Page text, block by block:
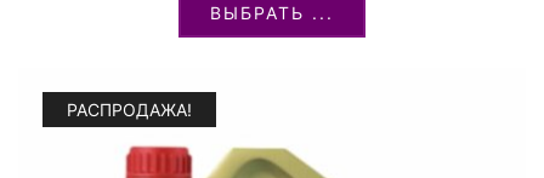
ВЫБРАТЬ ...
РАСПРОДАЖА!